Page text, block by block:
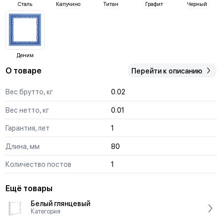
Сталь Капучино Титан Графит Черный
Деним
О товаре Перейти к описанию
Вес брутто, кг 0.02
Вес нетто, кг 0.01
Гарантия, лет 1
Длина, мм 80
Количество постов 1
Ещё товары
Белый глянцевый
Категория